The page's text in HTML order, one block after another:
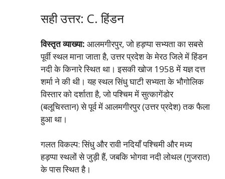
सही उत्तर: C. हिंडन
विस्तृत व्याख्या: आलमगीरपुर, जो हड़प्पा सभ्यता का सबसे
पूर्वी स्थल माना जाता है, उत्तर प्रदेश के मेरठ जिले में हिंडन
नदी के किनारे स्थित था। इसकी खोज 1958 में यज्ञ दत्त
शर्मा ने की थी। यह स्थल सिंधु घाटी सभ्यता के भौगोलिक
विस्तार को दर्शाता है, जो पश्चिम में सुत्कागेंडोर
(बलूचिस्तान) से पूर्व में आलमगीरपुर (उत्तर प्रदेश) तक फैला
हुआ था।
गलत विकल्प: सिंधु और रावी नदियाँ पश्चिमी और मध्य
हड़प्पा स्थलों से जुड़ी हैं, जबकि भोगवा नदी लोथल (गुजरात)
के पास स्थित है।